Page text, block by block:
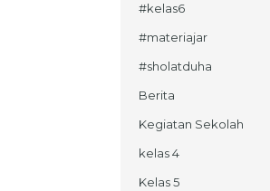
#kelas6
#materiajar
#sholatduha
Berita
Kegiatan Sekolah
kelas 4
Kelas 5